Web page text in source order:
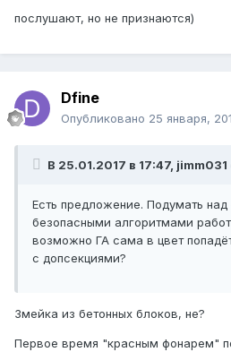
послушают, но не признаются)
Dfine
Опубликовано 25 января,
В 25.01.2017 в 17:47, jimm031
Есть предложение. Подумать
безопасными алгоритмами
возможно ГА сама в цвет
с допсекциями?
Змейка из бетонных блоков, не?
Первое время "красным фонарем"